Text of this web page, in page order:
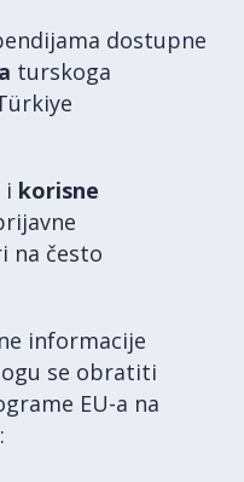
dostupne
turskoga
i korisne
na često
informacije
se obratiti
EU-a na